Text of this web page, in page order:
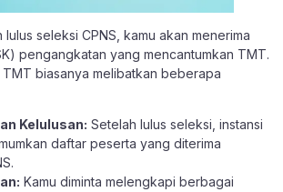
seleksi CPNS, kamu akan menerima
pengangkatan yang mencantumkan TMT.
biasanya melibatkan beberapa
Kelulusan: Setelah lulus seleksi, instansi
daftar peserta yang diterima
Kamu diminta melengkapi berbagai